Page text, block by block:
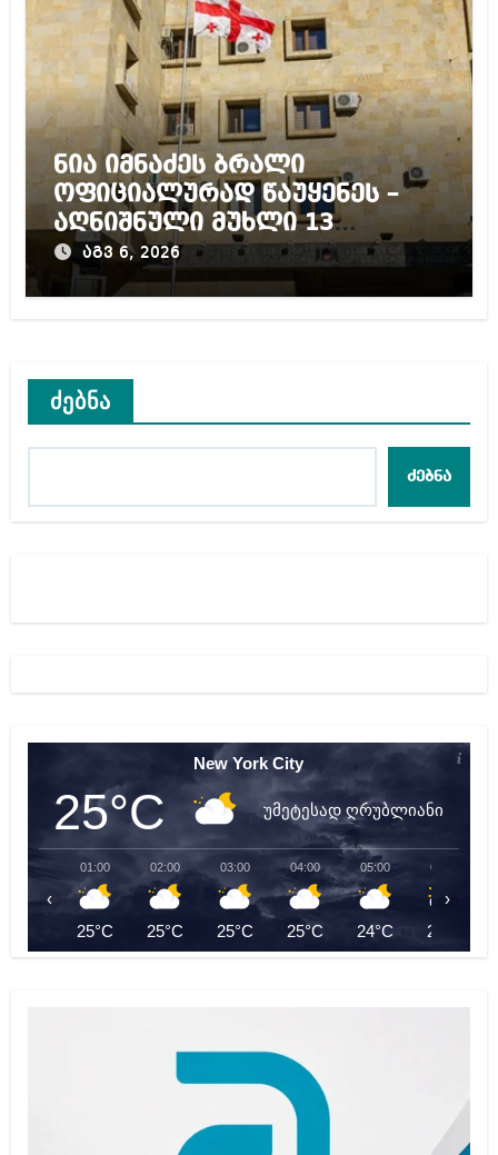
ნია იმნაძეს ბრალი
ოფიციალურად წაუყენეს –
აღნიშნული მუხლი 13
წლამდე პატიმრობას
ითვალისწინებს
აგვ 6, 2026
ძებნა
ძებნა
New York City
25°C უმეტესად ღრუბლიანი
01:00
25°C
02:00
25°C
03:00
25°C
04:00
25°C
05:00
24°C
06:00
24°C
‹ ›